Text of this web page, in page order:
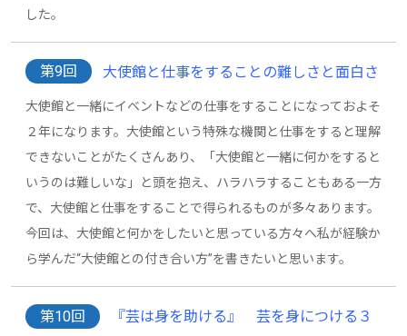
した。
第9回 大使館と仕事をすることの難しさと面白さ
大使館と一緒にイベントなどの仕事をすることになっておよそ
２年になります。大使館という特殊な機関と仕事をすると理解
できないことがたくさんあり、「大使館と一緒に何かをすると
いうのは難しいな」と頭を抱え、ハラハラすることもある一方
で、大使館と仕事をすることで得られるものが多々あります。
今回は、大使館と何かをしたいと思っている方々へ私が経験か
ら学んだ“大使館との付き合い方”を書きたいと思います。
第10回
『芸は身を助ける』 芸を身につける３